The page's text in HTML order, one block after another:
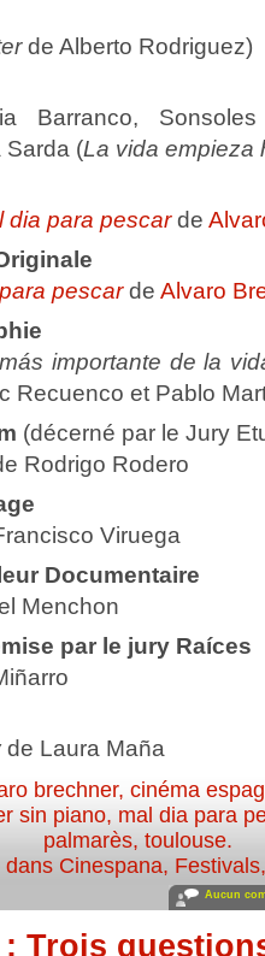
de Alberto Rodriguez)
Barranco,
Sarda (La vida empieza
dia para pescarde
pescar de Alvaro
importante de la
Recuenco et Pablo
(décerné par le Jury
Rodrigo Rodero
Viruega
Documentaire
Menchon
par le jury Raíces
de Laura Maña
brechner,cinéma
sin piano, mal dia para
palmarès,toulouse.
dans Cinespana, Festivals
Aucun
: Trois